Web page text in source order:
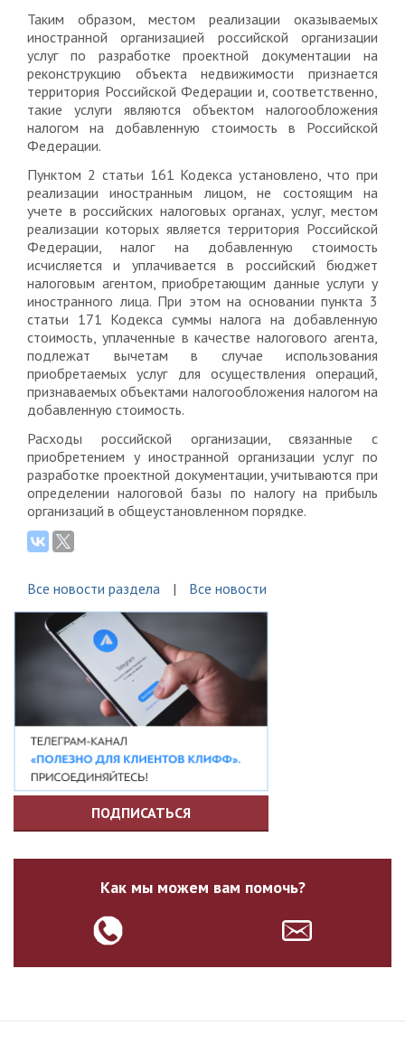
Таким образом, местом реализации оказываемых
иностранной организацией российской организации
услуг по разработке проектной документации на
реконструкцию объекта недвижимости признается
территория Российской Федерации и, соответственно,
такие услуги являются объектом налогообложения
налогом на добавленную стоимость в Российской
Федерации.
Пунктом 2 статьи 161 Кодекса установлено, что при
реализации иностранным лицом, не состоящим на
учете в российских налоговых органах, услуг, местом
реализации которых является территория Российской
Федерации, налог на добавленную стоимость
исчисляется и уплачивается в российский бюджет
налоговым агентом, приобретающим данные услуги у
иностранного лица. При этом на основании пункта 3
статьи 171 Кодекса суммы налога на добавленную
стоимость, уплаченные в качестве налогового агента,
подлежат вычетам в случае использования
приобретаемых услуг для осуществления операций,
признаваемых объектами налогообложения налогом на
добавленную стоимость.
Расходы российской организации, связанные с
приобретением у иностранной организации услуг по
разработке проектной документации, учитываются при
определении налоговой базы по налогу на прибыль
организаций в общеустановленном порядке.
Все новости раздела Все новости
ПОДПИСАТЬСЯ
Как мы можем вам помочь?